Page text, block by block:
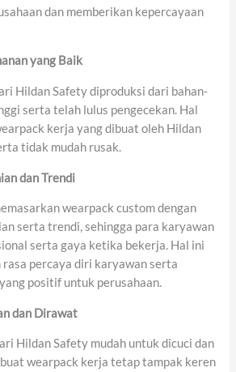
dan memberikan kepercayaan
yang Baik
Hildan Safety diproduksi dari bahan-
serta telah lulus pengecekan. Hal
kerja yang dibuat oleh Hildan
tidak mudah rusak.
danTrendi
wearpack custom dengan
serta trendi, sehingga para karyawan
serta gaya ketika bekerja. Hal ini
percaya diri karyawan serta
positif untuk perusahaan.
dan Dirawat
Hildan Safety mudah untuk dicuci dan
wearpack kerja tetap tampak keren